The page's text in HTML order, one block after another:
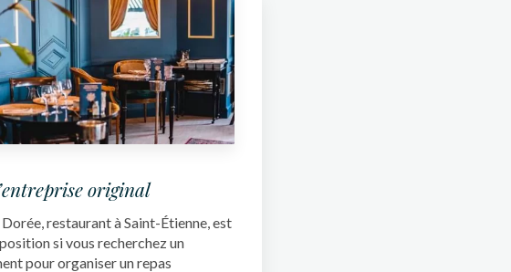
original
restaurant à Saint-Étienne, est
si vous recherchez un
pour organiser un repas